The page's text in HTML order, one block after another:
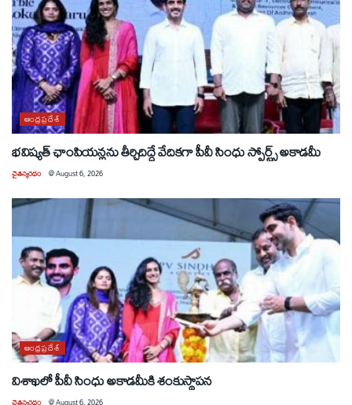
ఆంధ్రప్రదేశ్
భవిష్యత్ ఛాంపియన్లను తీర్చిదిద్దే వేదికగా పీవీ సింధు స్పోర్ట్స్ అకాడమీ
చైతన్యరధం @August 6, 2026
ఆంధ్రప్రదేశ్
విశాఖలో పీవీ సింధు అకాడమీకి శంకుస్థాపన